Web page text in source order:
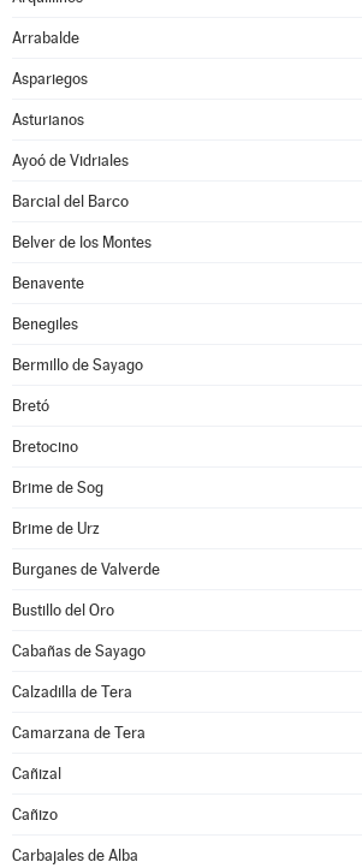
Arrabalde
Aspariegos
Asturianos
Ayoó de Vidriales
Barcial del Barco
Belver de los Montes
Benavente
Benegiles
Bermillo de Sayago
Bretó
Bretocino
Brime de Sog
Brime de Urz
Burganes de Valverde
Bustillo del Oro
Cabañas de Sayago
Calzadilla de Tera
Camarzana de Tera
Cañizal
Cañizo
Carbajales de Alba